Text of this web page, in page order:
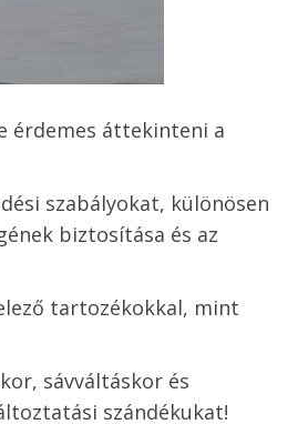
érdemes áttekinteni a
szabályokat, különösen
biztosítása és az
tartozékokkal, mint
sávváltáskor és
szándékukat!